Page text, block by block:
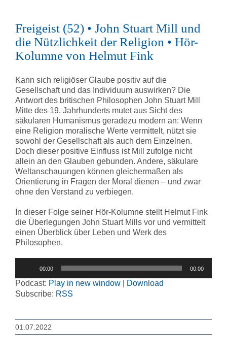
Kortizes Website
Freigeist (52) • John Stuart Mill und
die Nützlichkeit der Religion • Hör-
Kolumne von Helmut Fink
Kann sich religiöser Glaube positiv auf die
Gesellschaft und das Individuum auswirken? Die
Antwort des britischen Philosophen John Stuart Mill
Mitte des 19. Jahrhunderts mutet aus Sicht des
säkularen Humanismus geradezu modern an: Wenn
eine Religion moralische Werte vermittelt, nützt sie
sowohl der Gesellschaft als auch dem Einzelnen.
Doch dieser positive Einfluss ist Mill zufolge nicht
allein an den Glauben gebunden. Andere, säkulare
Weltanschauungen können gleichermaßen als
Orientierung in Fragen der Moral dienen – und zwar
ohne den Verstand zu verbiegen.
In dieser Folge seiner Hör-Kolumne stellt Helmut Fink
die Überlegungen John Stuart Mills vor und vermittelt
einen Überblick über Leben und Werk des
Philosophen.
00:00 00:00
Podcast: Play in new window
Download
Subscribe: RSS
01.07.2022